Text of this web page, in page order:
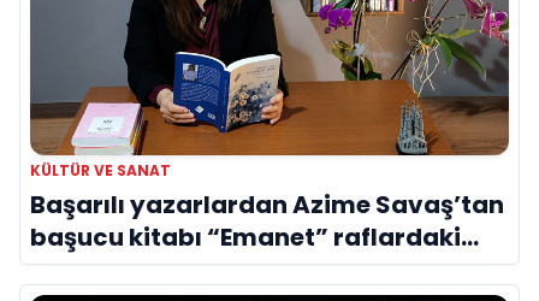
KÜLTÜR VE SANAT
Başarılı yazarlardan Azime Savaş’tan
başucu kitabı “Emanet” raflardaki
yerini aldı